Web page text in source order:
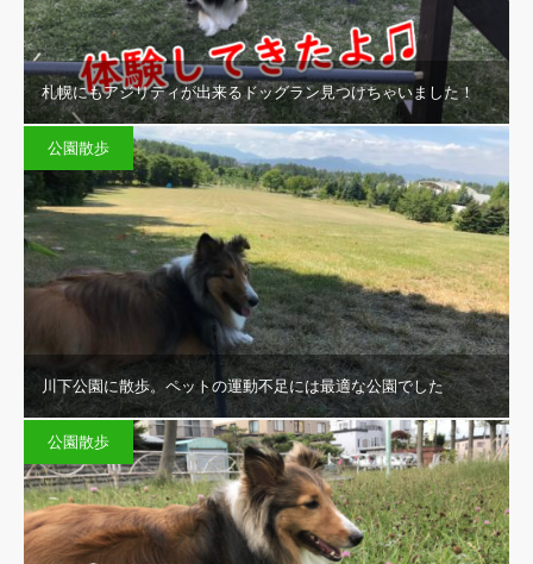
札幌にもアジリティが出来るドッグラン見つけちゃいました！
公園散歩
川下公園に散歩。ペットの運動不足には最適な公園でした
公園散歩